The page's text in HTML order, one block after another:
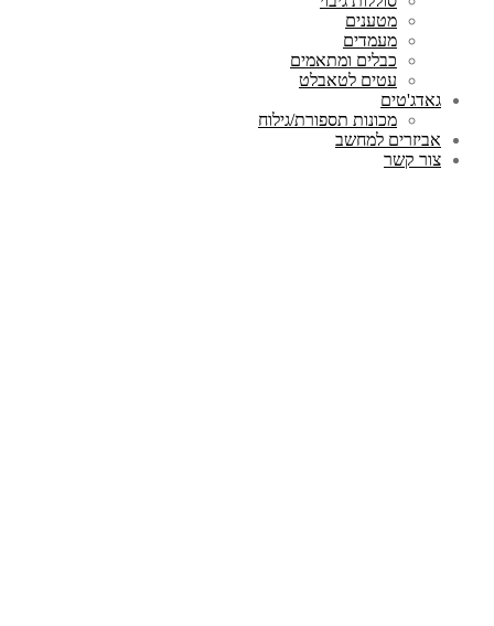
מטענים
מעמדים
כבלים ומתאמים
עטים לטאבלט
גאדג'טים
מכונות תספורת/גילוח
אביזרים למחשב
צור קשר